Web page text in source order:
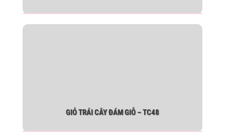
GIỎ TRÁI CÂY ĐÁM GIỖ – TC48